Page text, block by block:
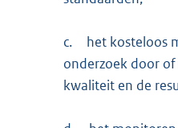
c.
het kosteloos
onderzoek door
kwaliteit en de